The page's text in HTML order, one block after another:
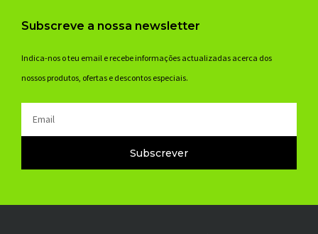
16g
REF.
Subscreve a nossa newsletter
Indica-nos o teu email e recebe informações actualizadas acerca dos
nossos produtos, ofertas e descontos especiais.
Subscrever